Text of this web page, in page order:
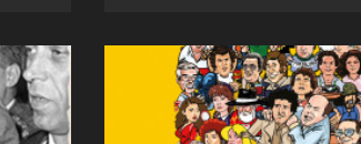
Ciak in TOur!
2015
2023
FILTRA RESET